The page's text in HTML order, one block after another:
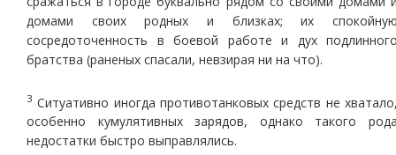
домами своих родных и близках; их
сосредоточенность в боевой работе и дух
братства (раненых спасали, невзирая ни на что).
3 Ситуативно иногда противотанковых средств не
особенно кумулятивных зарядов, однако такого
недостатки быстро выправлялись.